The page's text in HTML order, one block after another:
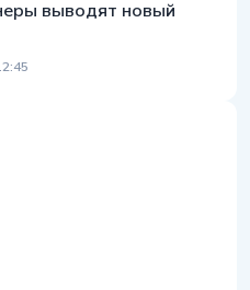
выводят новый